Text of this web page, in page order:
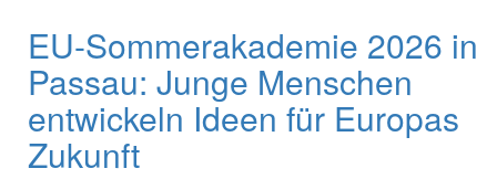
EU-Sommerakademie 2026 in
Passau: Junge Menschen
entwickeln Ideen für Europas
Zukunft